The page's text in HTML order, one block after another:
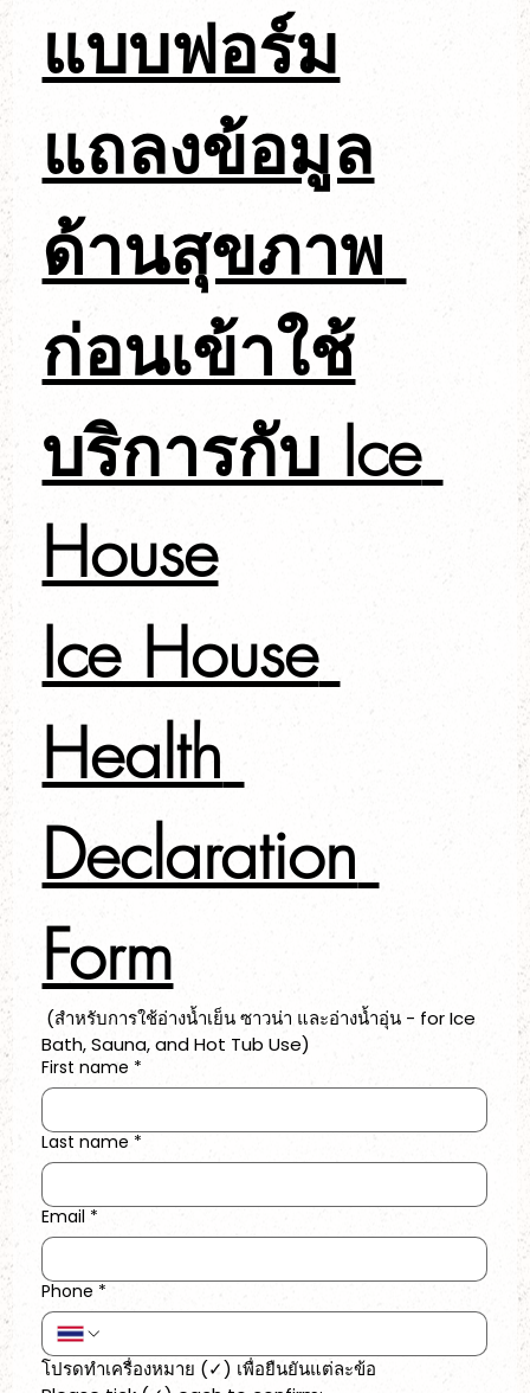
แบบฟอร์ม
แถลงข้อมูล
ด้านสุขภาพ
ก่อนเข้าใช้
บริการกับ Ice
House
Ice House
Health
Declaration
Form
(สำหรับการใช้อ่างน้ำเย็น ซาวน่า และอ่างน้ำอุ่น - for Ice
Bath, Sauna, and Hot Tub Use)
First name *
Last name *
Email *
Phone *
โปรดทำเครื่องหมาย (✓) เพื่อยืนยันแต่ละข้อ